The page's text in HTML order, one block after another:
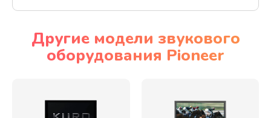
Ремонт платы
Другие модели звукового
оборудования Pioneer